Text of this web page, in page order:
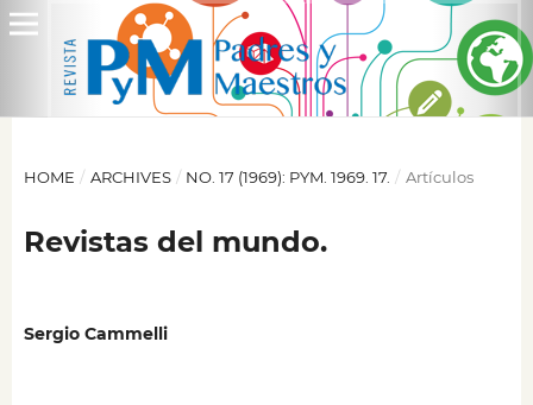
HOME / ARCHIVES / NO. 17 (1969): PYM. 1969. 17. / Artículos
Revistas del mundo.
Sergio Cammelli